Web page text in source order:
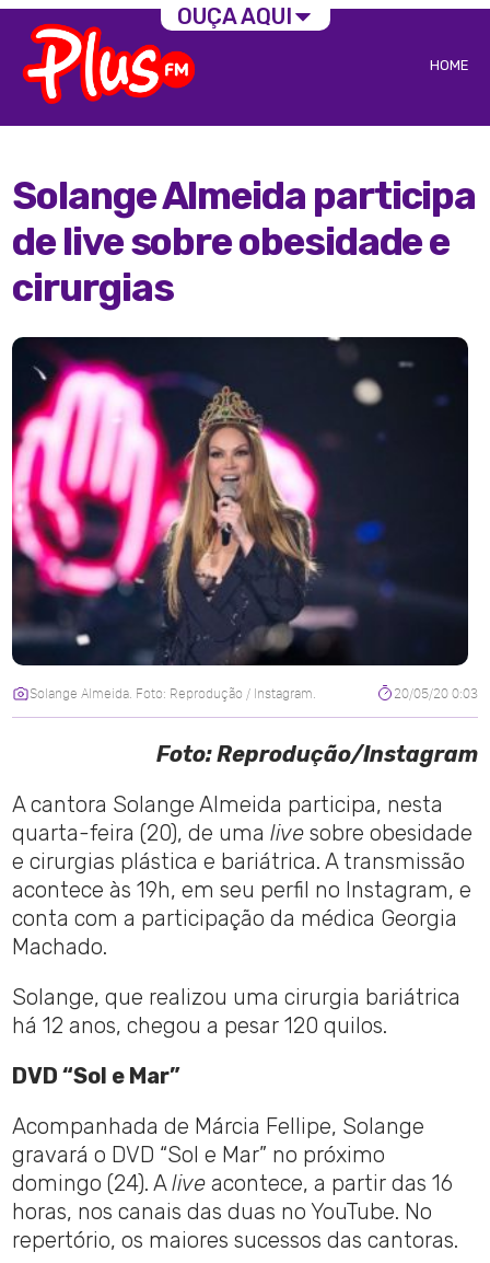
HOME
Solange Almeida participa
de live sobre obesidade e
cirurgias
Solange Almeida. Foto: Reprodução / Instagram. 20/05/20 0:03
Foto: Reprodução/Instagram
A cantora Solange Almeida participa, nesta
quarta-feira (20), de umalive sobre obesidade
e cirurgias plástica e bariátrica. A transmissão
acontece às 19h, em seu perfil no Instagram, e
conta com a participação da médica Georgia
Machado.
Solange, que realizou uma cirurgia bariátrica
há 12 anos, chegou a pesar 120 quilos.
DVD “Sol e Mar”
Acompanhada de Márcia Fellipe, Solange
gravará o DVD “Sol e Mar” no próximo
domingo (24). Alive acontece, a partir das 16
horas, nos canais das duas no YouTube. No
repertório, os maiores sucessos das cantoras.
OUÇA AQUI